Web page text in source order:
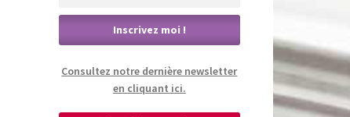
Consultez notre dernière newsletter
en cliquant ici.